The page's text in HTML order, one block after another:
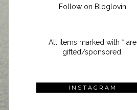
Follow on Bloglovin
All items marked with * are
gifted/sponsored.
INSTAGRAM